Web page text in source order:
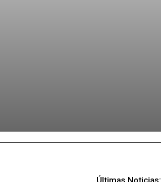
Últimas Noticias: